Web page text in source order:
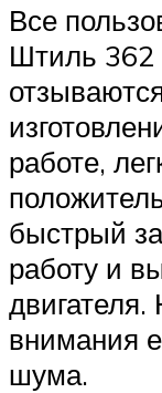
Все
Штиль 362
работе,
быстрый
работу и
двигателя.
внимания
шума.